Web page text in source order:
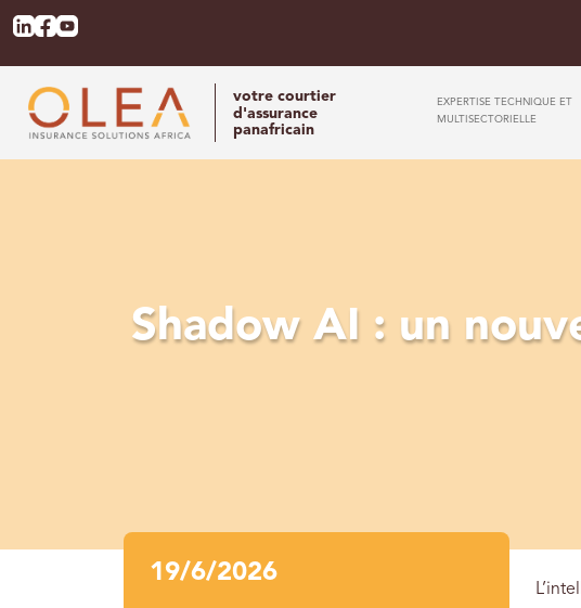
votre courtier
d'assurance
panafricain
EXPERTISE TECHNIQUE ET
MULTISECTORIELLE
Shadow AI : un
19/6/2026